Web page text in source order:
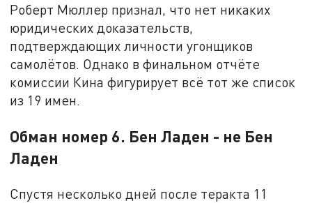
Роберт Мюллер признал, что нет никаких
юридических доказательств,
подтверждающих личности угонщиков
самолётов. Однако в финальном отчёте
комиссии Кина фигурирует всё тот же список
из 19 имен.
Обман номер 6. Бен Ладен - не Бен
Ладен
Спустя несколько дней после теракта 11